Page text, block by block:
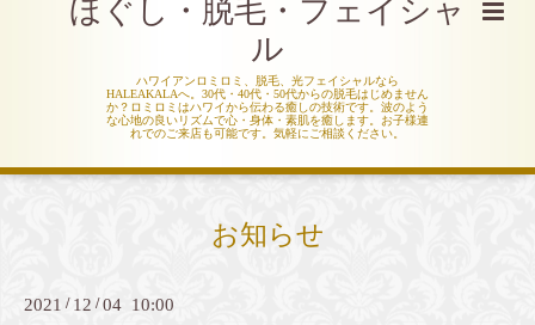
ほぐし・脱毛・フェイシャ
ル
ハワイアンロミロミ、脱毛、光フェイシャルなら
HALEAKALAへ。30代・40代・50代からの脱毛はじめません
か？ロミロミはハワイから伝わる癒しの技術です。波のよう
な心地の良いリズムで心・身体・素肌を癒します。お子様連
れでのご来店も可能です。気軽にご相談ください。
お知らせ
2021 / 12 /04 10:00